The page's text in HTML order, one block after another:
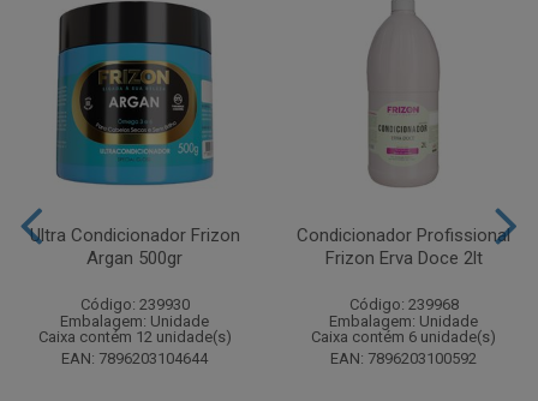
Ultra Condicionador Frizon
Argan 500gr
Código: 239930
Embalagem: Unidade
Caixa contém 12 unidade(s)
EAN: 7896203104644
Condicionador Profissional
Frizon Erva Doce 2lt
Código: 239968
Embalagem: Unidade
Caixa contém 6 unidade(s)
EAN: 7896203100592